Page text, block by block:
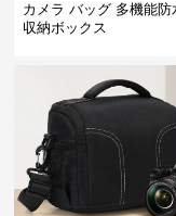
カメラ バッグ 多機能防
収納ボックス